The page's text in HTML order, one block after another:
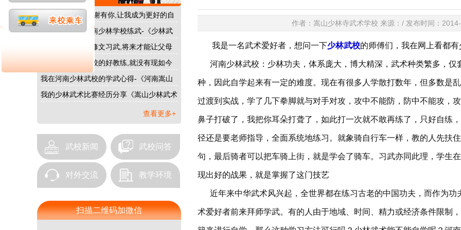
嵩山少林武校|感谢有你,让我成为更好的自
我为什么要去河南少林学校练武-《少林武
在河南少林武校修文习武,将来才能让父母
没有河南少林武校的好教练,就没有现如今
我的好成绩…
我在河南少林武校的学武心得-《河南嵩山
少林武校》…
我的少林武术比赛经历分享《嵩山少林武术
查看更多+
武校新闻 武校问答
对外交流 教学环境
扫描二维码加微信
作者：嵩山少林寺武术学校 来源：/ 发布时间：
我是一名武术爱好者，想问一下少林武校的师傅们，我在网上看都
河南少林武校：少林功夫，体系庞大，博大精深，武术种类繁多，仅
种，因此自学起来有一定的难度。现在有很多人学散打数年，但多数是
过渡到实战，学了几下拳脚就与对手对攻，攻中不能防，防中不能攻，
鼻子打破了，我把你耳朵打聋了，如此打一次就不敢再练了，只好自练
径还是要老师指导，全面系统地练习。就象骑自行车一样，教的人先扶
句，最后骑者可以把车骑上街，就是学会了骑车。习武亦同此理，学生
现出好的战果，就是掌握了这门技艺
近年来中华武术风兴起，全世界都在练习古老的中国功夫，而作为功
术爱好者前来拜师学武。有的人由于地域、时间、精力或经济条件限制